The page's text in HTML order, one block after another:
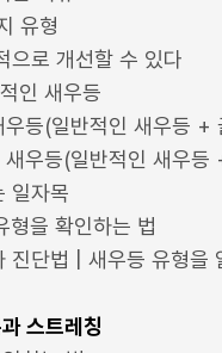
유형
으로 개선할 수 있다
인 새우등
등(일반적인 새우등 +
우등(일반적인 새우등
일자목
을 확인하는 법
단법 | 새우등 유형을
스트레칭